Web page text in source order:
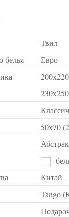
Твил
белья
Евро
200х220
230х250
50х70
Китай
Tango